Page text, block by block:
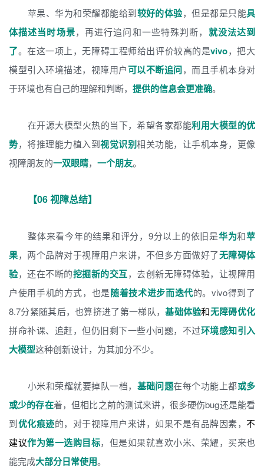
苹果、华为和荣耀都能给到较好的体验，但是都是只能具
体描述当时场景，再进行追问和一些特殊判断， 就没法达到
了。在这一项上，无障碍工程师给出评价较高的是vivo，把大
模型引入环境描述，视障用户可以不断追问，而且手机本身对
于环境也有自己的理解和判断， 提供的信息会更准确。
在开源大模型火热的当下，希望各家都能利用大模型的优
势，将推理能力植入到视觉识别相关功能，让手机本身，更像
视障朋友的一双眼睛， 一个朋友。
【06 视障总结】
整体来看今年的结果和评分，9分以上的依旧是华为和苹
果，两个品牌对于视障用户来讲，不但多方面做好了无障碍体
验，还在不断的挖掘新的交互，去创新无障碍体验，让视障用
户使用手机的方式，也是随着技术进步而迭代的。vivo得到了
8.7分紧随其后，也算挤进了第一梯队，基础体验和无障碍优化
拼命补课、追赶，但仍旧剩下一些小问题，不过环境感知引入
大模型这种创新设计，为其加分不少。
小米和荣耀就要掉队一档， 基础问题在每个功能上都或多
或少的存在着，但相比之前的测试来讲，很多硬伤bug还是能看
到优化痕迹的，对于视障用户来讲，如果不是有品牌因素， 不
建议作为第一选购目标，但是如果就喜欢小米、荣耀，买来也
能完成大部分日常使用。